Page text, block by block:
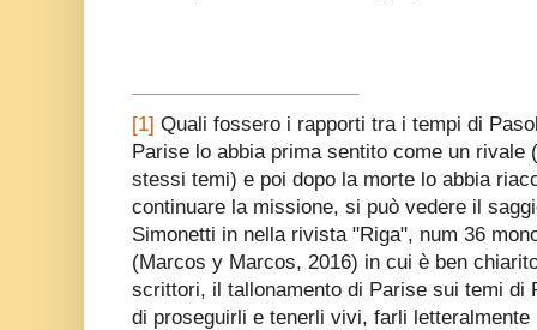
[1] Quali fossero i rapporti tra i tempi di
Parise lo abbia prima sentito come un rivale
stessi temi) e poi dopo la morte lo abbia
continuare la missione, si può vedere il
Simonetti in nella rivista "Riga", num 36
(Marcos y Marcos, 2016) in cui è ben
scrittori, il tallonamento di Parise sui temi di
di proseguirli e tenerli vivi, farli letteralmente